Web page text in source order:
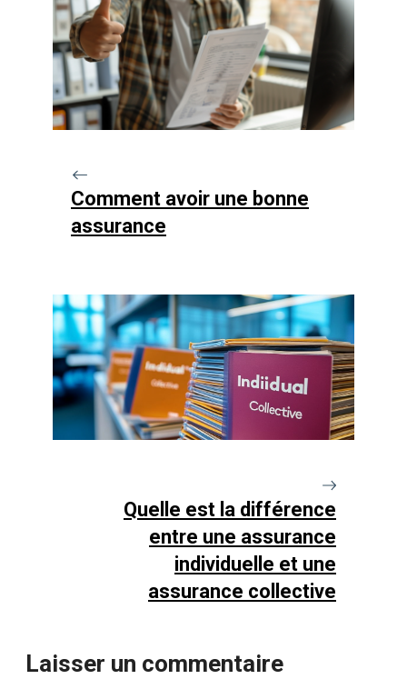
Comment avoir une bonne
assurance
Quelle est la différence
entre une assurance
individuelle et une
assurance collective
Laisser un commentaire